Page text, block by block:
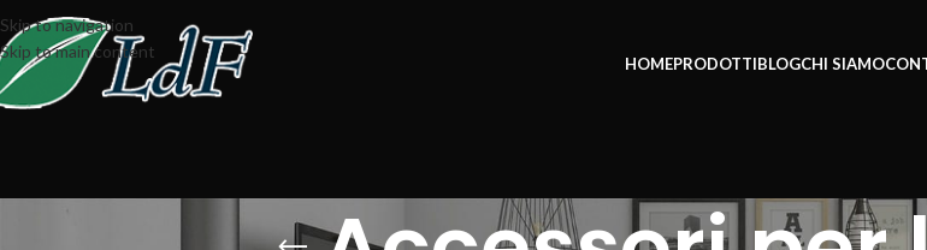
Skip to navigation
Skip to main content
HOMEPRODOTTIBLOGCHI SIAMO